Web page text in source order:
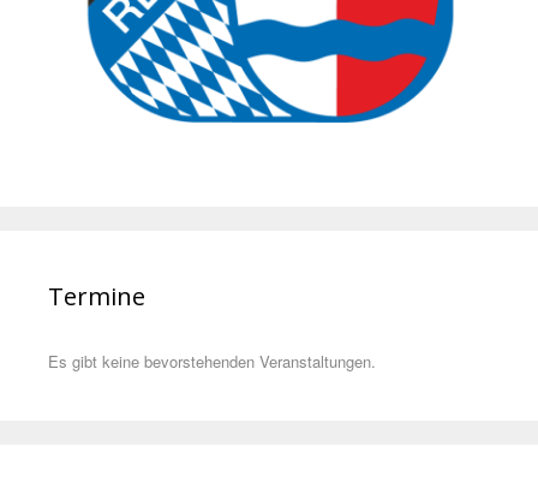
Termine
Es gibt keine bevorstehenden Veranstaltungen.